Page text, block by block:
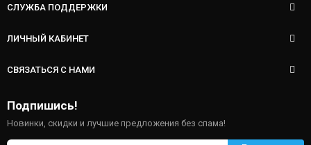
СЛУЖБА ПОДДЕРЖКИ
ЛИЧНЫЙ КАБИНЕТ
СВЯЗАТЬСЯ С НАМИ
Подпишись!
Новинки, скидки и лучшие предложения без спама!